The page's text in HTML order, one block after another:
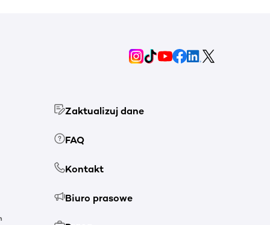
Zaktualizuj dane
FAQ
Kontakt
Biuro prasowe